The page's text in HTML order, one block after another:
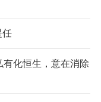
任
化恒生，意在消除